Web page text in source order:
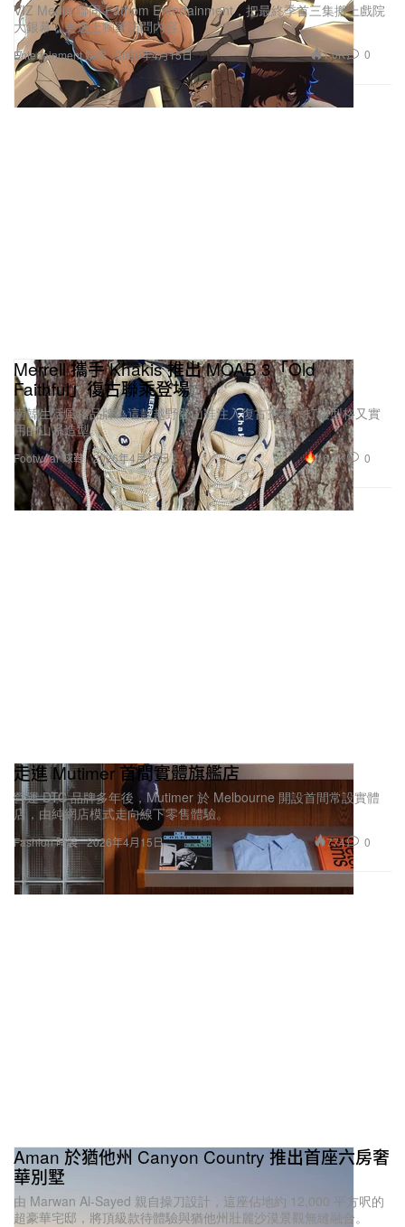
Entertainment 娛樂
VIZ Media 聯同 Fathom Entertainment，把最終季首三集搬上戲院
大銀幕，更送上獨家訪問內容。
2026年4月15日 1.0K 0
Footwear 球鞋
Merrell 攜手 Khakis 推出 MOAB 3「Old
Faithful」復古聯乘登場
南韓生活風格品牌為這款越野登山鞋注入復古靈魂，打造型格又實
用的山系造型。
2026年4月15日 16.1K 0
Fashion 時裝
走進 Mutimer 首間實體旗艦店
營運 DTC 品牌多年後，Mutimer 於 Melbourne 開設首間常設實體
店，由純網店模式走向線下零售體驗。
2026年4月15日 774 0
Aman 於猶他州 Canyon Country 推出首座六房奢
華別墅
由 Marwan Al-Sayed 親自操刀設計，這座佔地約 12,000 平方呎的
超豪華宅邸，將頂級款待體驗與猶他州壯麗沙漠景觀無縫融合。